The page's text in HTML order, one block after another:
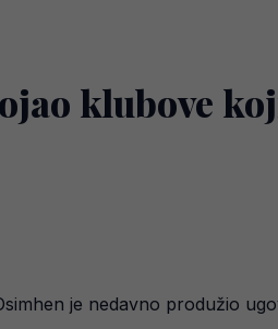
klubove
je nedavno produžio